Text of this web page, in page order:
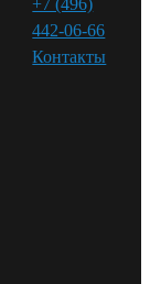
442-06-66
Контакты⁠